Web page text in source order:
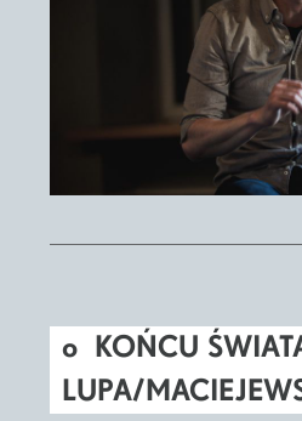
o KOŃCU
LUPA/